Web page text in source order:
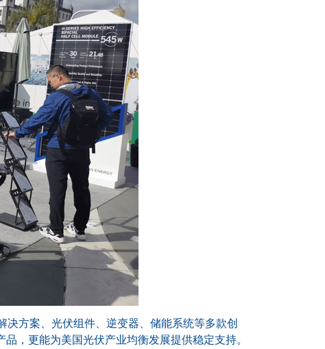
方案、光伏组件、逆变器、储能系统等多款创
，更能为美国光伏产业均衡发展提供稳定支持。